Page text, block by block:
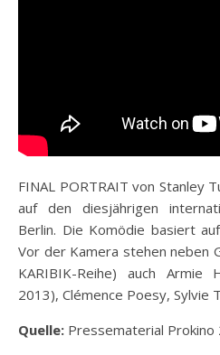
FINAL PORTRAIT von Stanley
auf den diesjährigen
Berlin. Die Komödie basiert
Vor der Kamera stehen neben
KARIBIK-Reihe) auch Armie
2013), Clémence Poesy, Sylvie
Quelle: Pressematerial Prokino